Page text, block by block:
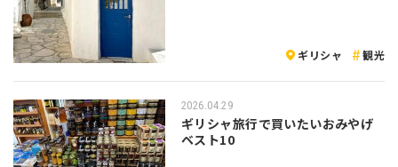
ギリシャ 観光
2026.04.29
ギリシャ旅行で買いたいおみやげ
ベスト10